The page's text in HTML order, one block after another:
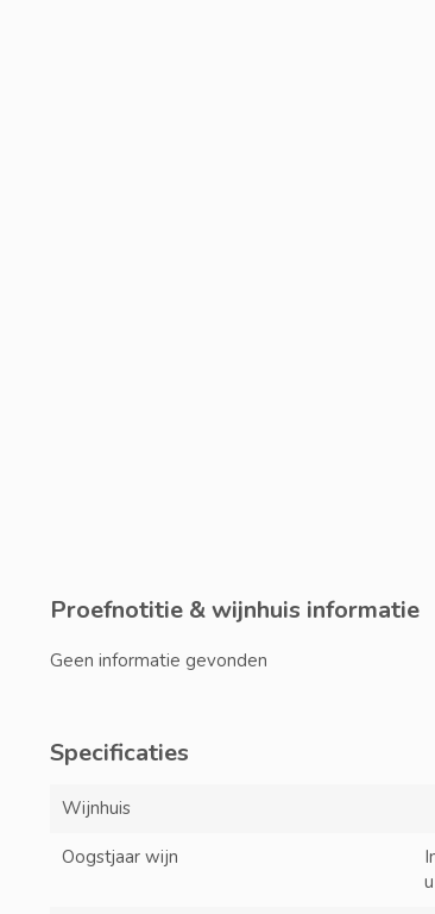
Proefnotitie & wijnhuis informatie
Geen informatie gevonden
Specificaties
Wijnhuis
Oogstjaar wijn